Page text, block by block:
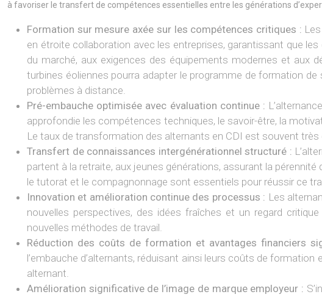
à favoriser le transfert de compétences essentielles entre les générations
Formation sur mesure axée sur les compétences critiques :
en étroite collaboration avec les entreprises, garantissant que
du marché, aux exigences des équipements modernes et aux
turbines éoliennes pourra adapter le programme de formation
problèmes à distance.
Pré-embauche optimisée avec évaluation continue :
approfondie les compétences techniques, le savoir-être, la
Le taux de transformation des alternants en CDI est souvent
Transfert de connaissances intergénérationnel structuré :
partent à la retraite, aux jeunes générations, assurant la
le tutorat et le compagnonnage sont essentiels pour réussir ce
Innovation et amélioration continue des processus : Les
nouvelles perspectives, des idées fraîches et un regard
nouvelles méthodes de travail.
Réduction des coûts de formation et avantages financiers
l’embauche d’alternants, réduisant ainsi leurs coûts de
alternant.
Amélioration significative de l’image de marque employeur :